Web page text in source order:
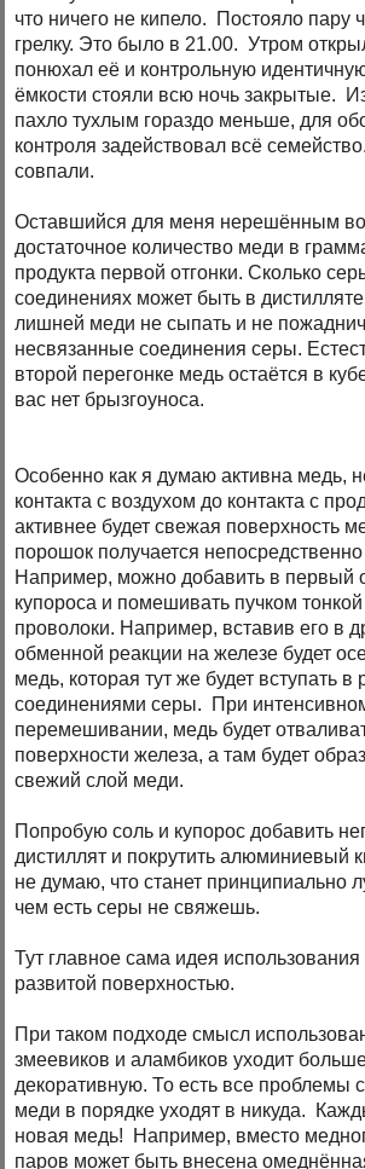
что ничего не кипело. Постояло пару
грелку. Это было в 21.00. Утром
понюхал её и контрольную
ёмкости стояли всю ночь закрытые.
пахло тухлым гораздо меньше, для
контроля задействовал всё
совпали.
Оставшийся для меня нерешённым
достаточное количество меди в
продукта первой отгонки. Сколько
соединениях может быть в
лишней меди не сыпать и не
несвязанные соединения серы.
второй перегонке медь остаётся в
вас нет брызгоуноса.
Особенно как я думаю активна медь,
контакта с воздухом до контакта с
активнее будет свежая поверхность
порошок получается непосредственно
Например, можно добавить в первый
купороса и помешивать пучком
проволоки. Например, вставив его в
обменной реакции на железе будет
медь, которая тут же будет вступать в
соединениями серы. При
перемешивании, медь будет
поверхности железа, а там будет
свежий слой меди.
Попробую соль и купорос добавить
дистиллят и покрутить алюминиевый
не думаю, что станет принципиально
чем есть серы не свяжешь.
Тут главное сама идея
развитой поверхностью.
При таком подходе смысл
змеевиков и аламбиков уходит
декоративную. То есть все проблемы
меди в порядке уходят в никуда.
новая медь! Например, вместо
паров может быть внесена